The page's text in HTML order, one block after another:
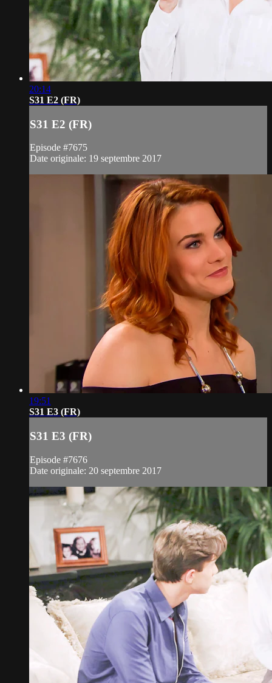
20:14
S31 E2 (FR)
S31 E2 (FR)
Episode #7675
Date originale: 19 septembre 2017
19:51
S31 E3 (FR)
S31 E3 (FR)
Episode #7676
Date originale: 20 septembre 2017